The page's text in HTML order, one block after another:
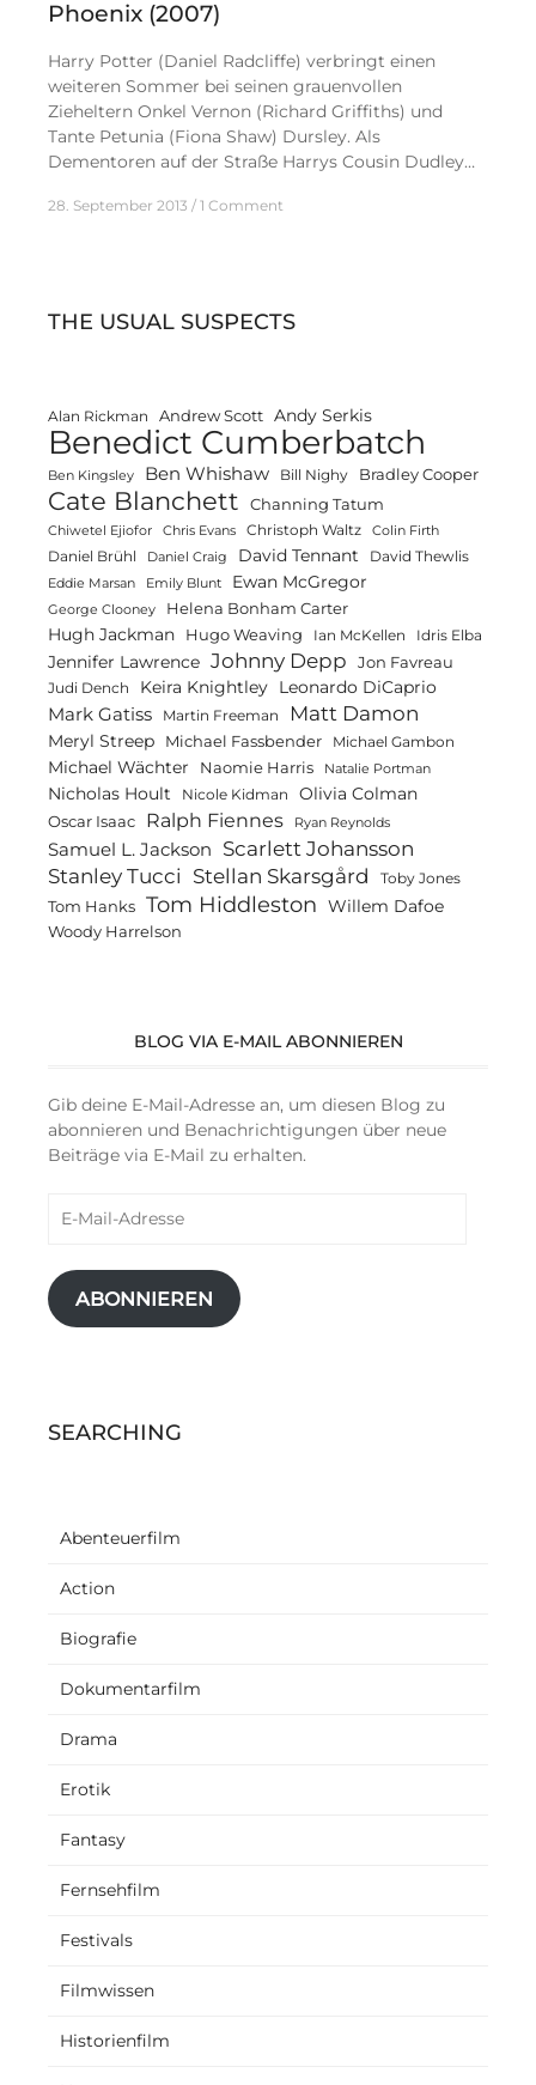
Phoenix (2007)
Harry Potter (Daniel Radcliffe) verbringt einen
weiteren Sommer bei seinen grauenvollen
Zieheltern Onkel Vernon (Richard Griffiths) und
Tante Petunia (Fiona Shaw) Dursley. Als
Dementoren auf der Straße Harrys Cousin Dudley…
28. September 2013 1 Comment
THE USUAL SUSPECTS
Alan Rickman Andrew Scott Andy Serkis
Benedict Cumberbatch
Ben Kingsley Ben Whishaw Bill Nighy Bradley Cooper
Cate Blanchett Channing Tatum
Chiwetel Ejiofor Chris Evans Christoph Waltz Colin Firth
Daniel Brühl Daniel Craig David Tennant David Thewlis
Eddie Marsan Emily Blunt Ewan McGregor
George Clooney Helena Bonham Carter
Hugh Jackman Hugo Weaving Ian McKellen Idris Elba
Jennifer Lawrence Johnny Depp Jon Favreau
Judi Dench Keira Knightley Leonardo DiCaprio
Mark Gatiss Martin Freeman Matt Damon
Meryl Streep Michael Fassbender Michael Gambon
Michael Wächter Naomie Harris Natalie Portman
Nicholas Hoult Nicole Kidman Olivia Colman
Oscar Isaac Ralph Fiennes Ryan Reynolds
Samuel L. Jackson Scarlett Johansson
Stanley Tucci Stellan Skarsgård Toby Jones
Tom Hanks Tom Hiddleston Willem Dafoe
Woody Harrelson
BLOG VIA E-MAIL ABONNIEREN
Gib deine E-Mail-Adresse an, um diesen Blog zu
abonnieren und Benachrichtigungen über neue
Beiträge via E-Mail zu erhalten.
Mail-
ABONNIEREN
SEARCHING
Abenteuerfilm
Action
Biografie
Dokumentarfilm
Drama
Erotik
Fantasy
Fernsehfilm
Festivals
Filmwissen
Historienfilm